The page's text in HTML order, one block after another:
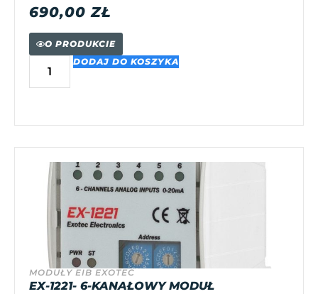
690,00ZŁ
O PRODUKCIE
DODAJ DO KOSZYKA
MODUŁY EIB EXOTEC
EX-1221- 6-KANAŁOWY MODUŁ